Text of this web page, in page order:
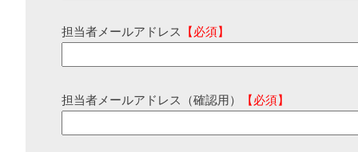
担当者メールアドレス 【必須】
担当者メールアドレス（確認用） 【必須】